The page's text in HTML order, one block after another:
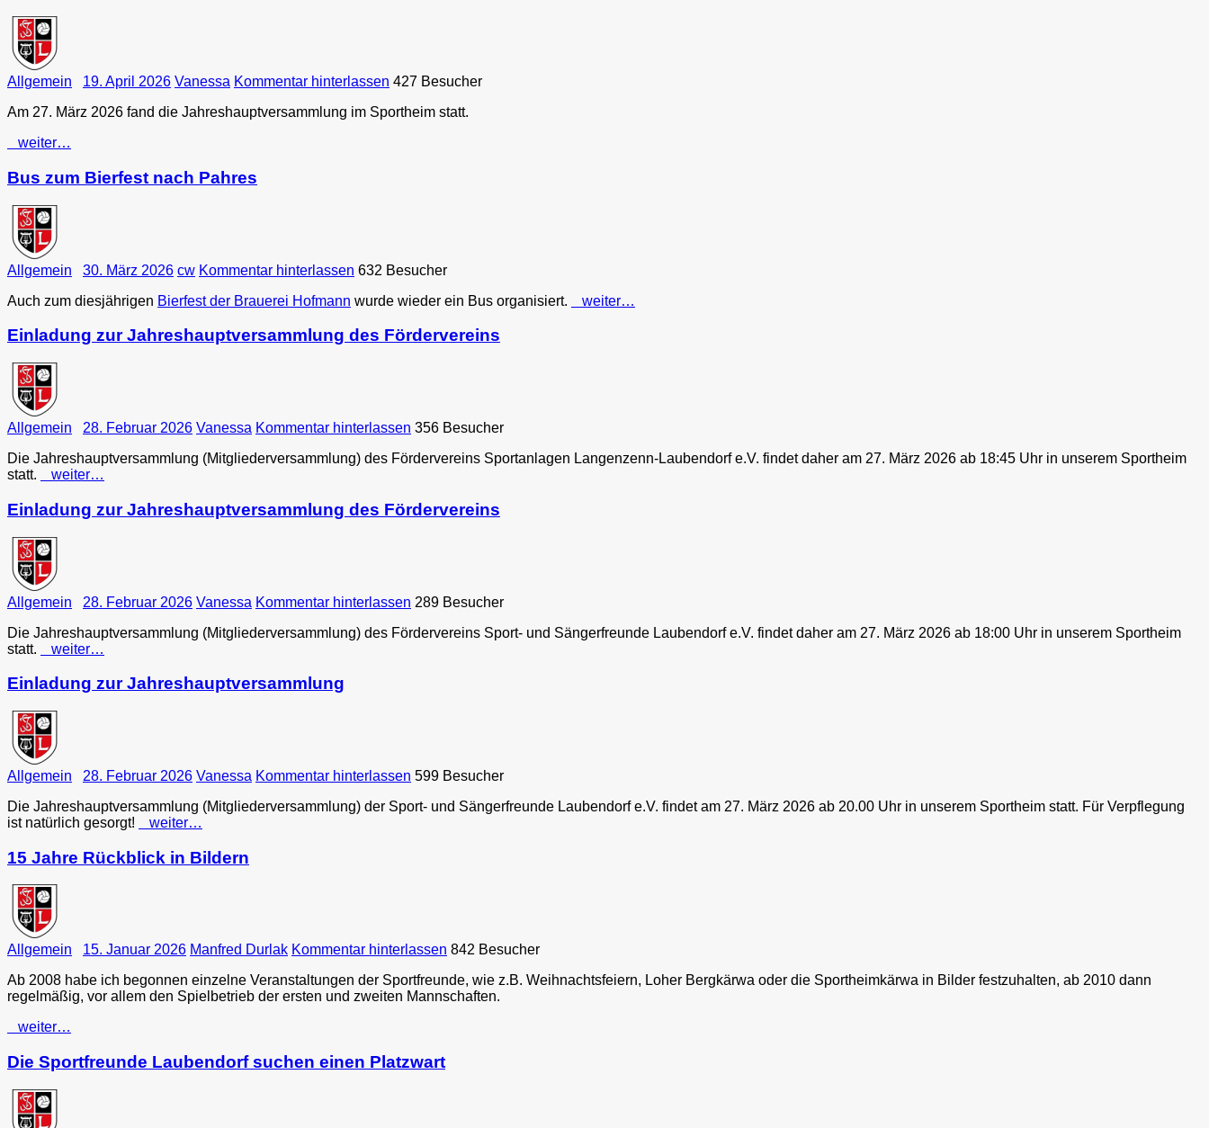
Allgemein 19. April 2026 Vanessa Kommentar hinterlassen 427 Besucher
Am 27. März 2026 fand die Jahreshauptversammlung im Sportheim statt.
weiter…
Bus zum Bierfest nach Pahres
Allgemein 30. März 2026 cw Kommentar hinterlassen 632 Besucher
Auch zum diesjährigen Bierfest der Brauerei Hofmann wurde wieder ein Bus organisiert. weiter…
Einladung zur Jahreshauptversammlung des Fördervereins
Allgemein 28. Februar 2026 Vanessa Kommentar hinterlassen 356 Besucher
Die Jahreshauptversammlung (Mitgliederversammlung) des Fördervereins Sportanlagen Langenzenn-Laubendorf e.V. findet daher am 27. März 2026 ab 18:45 Uhr in unserem Sportheim
statt.
weiter…
Einladung zur Jahreshauptversammlung des Fördervereins
Allgemein 28. Februar 2026 Vanessa Kommentar hinterlassen 289 Besucher
Die Jahreshauptversammlung (Mitgliederversammlung) des Fördervereins Sport- und Sängerfreunde Laubendorf e.V. findet daher am 27. März 2026 ab 18:00 Uhr in unserem Sportheim
statt.
weiter…
Einladung zur Jahreshauptversammlung
Allgemein 28. Februar 2026 Vanessa Kommentar hinterlassen 599 Besucher
Die Jahreshauptversammlung (Mitgliederversammlung) der Sport- und Sängerfreunde Laubendorf e.V. findet am 27. März 2026 ab 20.00 Uhr in unserem Sportheim statt. Für Verpflegung
ist natürlich gesorgt!
weiter…
15 Jahre Rückblick in Bildern
Allgemein 15. Januar 2026 Manfred Durlak Kommentar hinterlassen 842 Besucher
Ab 2008 habe ich begonnen einzelne Veranstaltungen der Sportfreunde, wie z.B. Weihnachtsfeiern, Loher Bergkärwa oder die Sportheimkärwa in Bilder festzuhalten, ab 2010 dann
regelmäßig, vor allem den Spielbetrieb der ersten und zweiten Mannschaften.
weiter…
Die Sportfreunde Laubendorf suchen einen Platzwart